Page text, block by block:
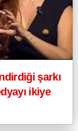
şarkı
ikiye